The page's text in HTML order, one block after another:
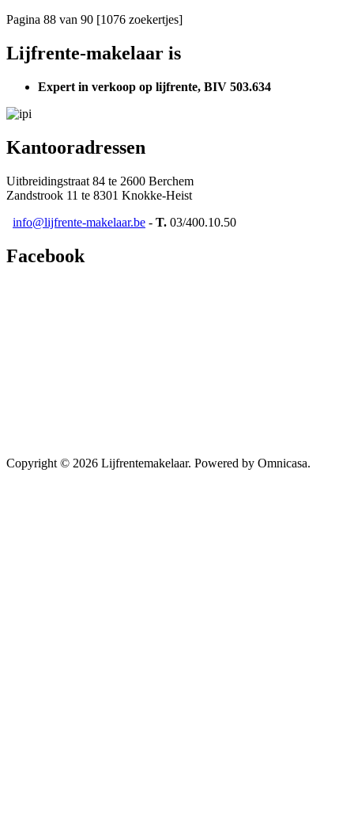
Pagina 88 van 90 [1076 zoekertjes]
Lijfrente-makelaar is
Expert in verkoop op lijfrente, BIV 503.634
Kantooradressen
Uitbreidingstraat 84 te 2600 Berchem
Zandstrook 11 te 8301 Knokke-Heist
info@lijfrente-makelaar.be - T. 03/400.10.50
Facebook
Copyright © 2026 Lijfrentemakelaar. Powered by Omnicasa.